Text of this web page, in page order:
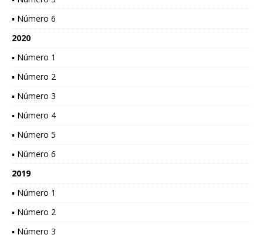
▪ Número 6
2020
▪ Número 1
▪ Número 2
▪ Número 3
▪ Número 4
▪ Número 5
▪ Número 6
2019
▪ Número 1
▪ Número 2
▪ Número 3